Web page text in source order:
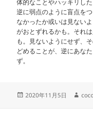
体的なことやハッキリし
逆に弱点のように盲点を
なかったか或いは見ない
がおとずれるかも。それ
も。見ないようにせず、
どめることが、逆にあな
ず。
投
2020年11月5日
作